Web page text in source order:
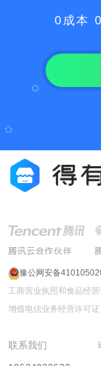
0成本
豫公网安备
工商营业执照和食品经营
增值电信业务经营许可证
联系我们